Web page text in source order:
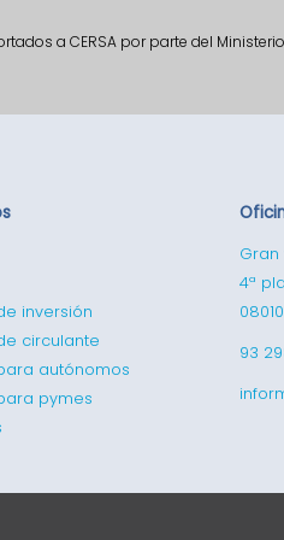
a CERSA por parte del
inversión
circulante
autónomos
pymes
4ª
93